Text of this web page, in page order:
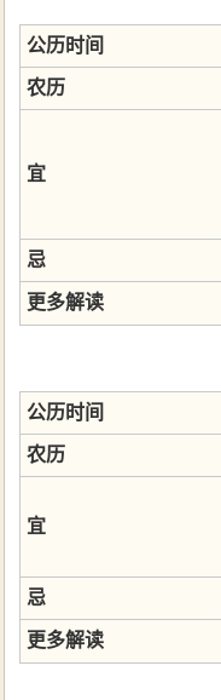
公历时间
农历
宜
忌
更多解读
公历时间
农历
宜
忌
更多解读